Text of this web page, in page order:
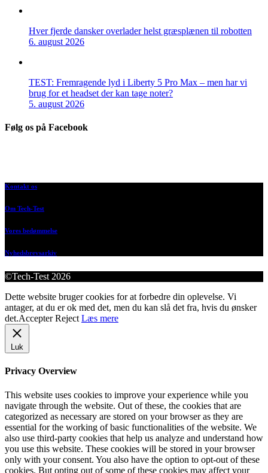
Hver fjerde dansker overlader helst græsplænen til robotten
6. august 2026
TEST: Fremragende lyd i Liberty 5 Pro Max – men har vi
brug for et headset der kan tage noter?
5. august 2026
Følg os på Facebook
Kontakt os
Om Tech-Test
Vores bedømmelse
Nyhedsbrevsarkiv
©Tech-Test 2026
Dette website bruger cookies for at forbedre din oplevelse. Vi
antager, at du er ok med det, men du kan slå det fra, hvis du ønsker
det.Accepter Reject Læs mere
Luk
Privacy Overview
This website uses cookies to improve your experience while you
navigate through the website. Out of these, the cookies that are
categorized as necessary are stored on your browser as they are
essential for the working of basic functionalities of the website. We
also use third-party cookies that help us analyze and understand how
you use this website. These cookies will be stored in your browser
only with your consent. You also have the option to opt-out of these
cookies. But opting out of some of these cookies may affect your